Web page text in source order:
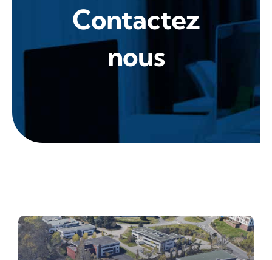
Contactez
nous